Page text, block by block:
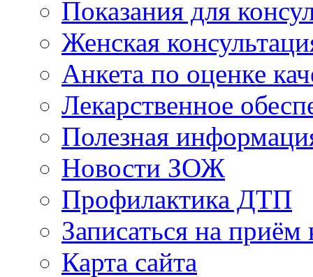
Показания для
Женская
Анкета по оценке
Лекарственное
Полезная
Новости ЗОЖ
Профилактика ДТП
Записаться на приём
Карта сайта